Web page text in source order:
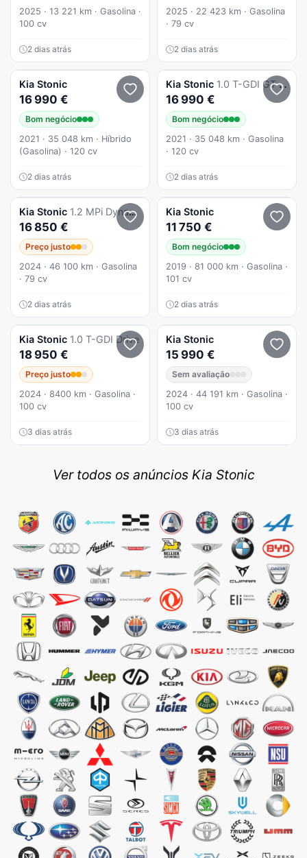
2025 · 13 221 km · Gasolina ·
100 cv
2 dias atrás
2025 · 22 423 km · Gasolina
· 79 cv
2 dias atrás
Kia Stonic
16 990 €
Bom negócio
2021 · 35 048 km · Híbrido
(Gasolina) · 120 cv
2 dias atrás
Kia Stonic 1.0 T-GDI GT Line 7DCT
16 990 €
Bom negócio
2021 · 35 048 km · Gasolina
· 120 cv
2 dias atrás
Kia Stonic 1.2 MPi Dynamic
16 850 €
Preço justo
2024 · 46 100 km · Gasolina
· 79 cv
2 dias atrás
Kia Stonic
11 750 €
Bom negócio
2019 · 81 000 km · Gasolina ·
101 cv
2 dias atrás
Kia Stonic 1.0 T-GDI Drive
18 950 €
Preço justo
2024 · 8400 km · Gasolina ·
100 cv
3 dias atrás
Kia Stonic
15 990 €
Sem avaliação
2024 · 44 191 km · Gasolina ·
100 cv
3 dias atrás
Ver todos os anúncios Kia Stonic